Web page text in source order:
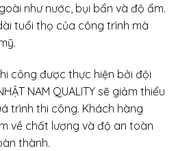
như nước, bụi bẩn và độ ẩm.
tuổi thọ của công trình mà
công được thực hiện bởi đội
NAM QUALITY sẽ giảm thiểu
trình thi công. Khách hàng
về chất lượng và độ an toàn
thành.